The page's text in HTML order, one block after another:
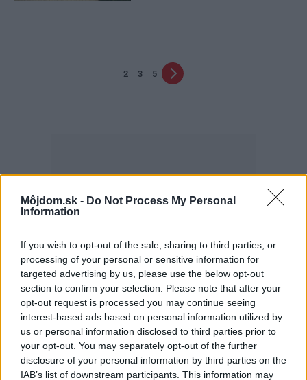
Môjdom.sk - Do Not Process My Personal
Information
If you wish to opt-out of the sale, sharing to third parties, or
processing of your personal or sensitive information for
targeted advertising by us, please use the below opt-out
section to confirm your selection. Please note that after your
opt-out request is processed you may continue seeing
interest-based ads based on personal information utilized by
us or personal information disclosed to third parties prior to
your opt-out. You may separately opt-out of the further
disclosure of your personal information by third parties on the
IAB’s list of downstream participants. This information may
2 3 5
Najčítanejšie
Deti odrástli, rodičia majú bývanie presne podľa
seba. V novom dome je všetko pre ich život i
návštevy vnúčat
V dome v lese vyriešili známy problém. Dvaja
majitelia v ňom majú dosť súkromia aj miesto pre
spoločný čas
Kedysi boli veľkým trendom, dnes sa im radšej